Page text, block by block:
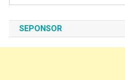
SEPONSOR